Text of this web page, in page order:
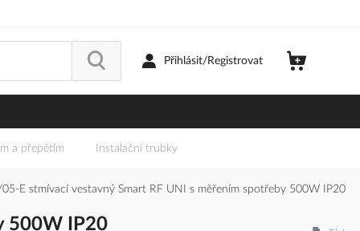
Přihlásit/Registrovat
a přepětím Instalační trubky
E stmívací vestavný Smart RF UNI s měřením spotřeby 500W IP20
500W IP20